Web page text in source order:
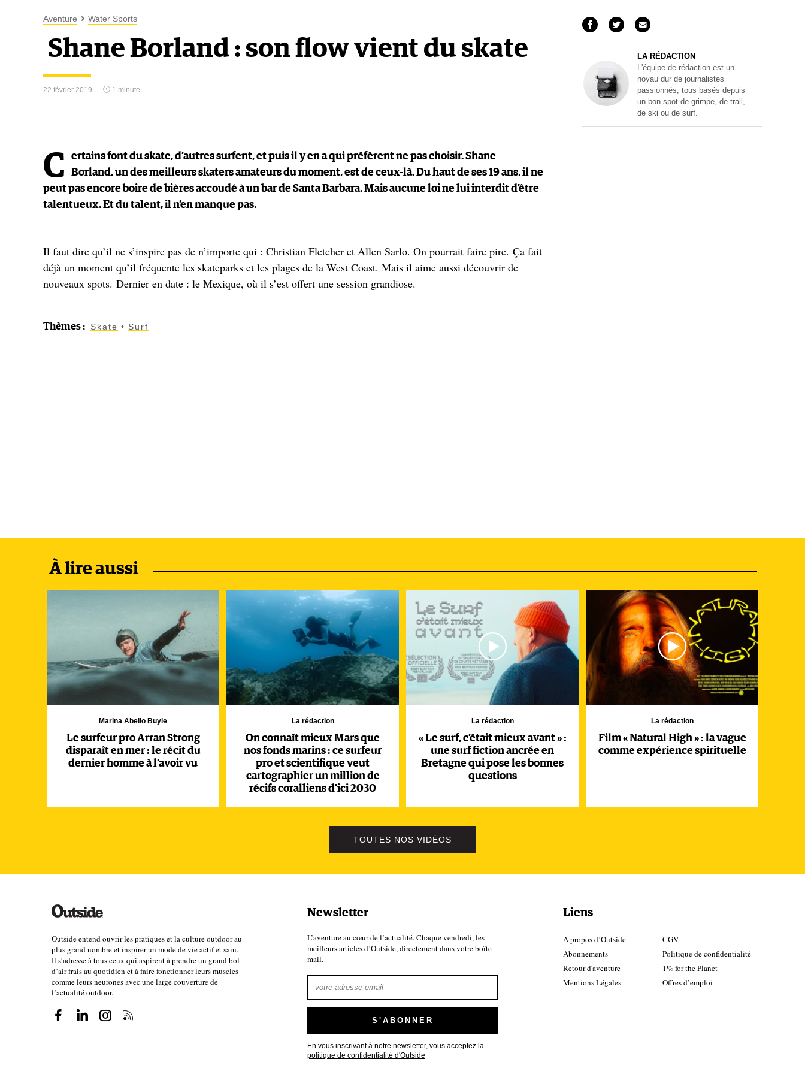
Aventure Water Sports
Shane Borland : son flow vient du skate
22 février 2019 1 minute
LA RÉDACTION
L'équipe de rédaction est un
noyau dur de journalistes
passionnés, tous basés depuis
un bon spot de grimpe, de trail,
de ski ou de surf.
C
ertains font du skate, d’autres surfent, et puis il y en a qui préfèrent ne pas choisir. Shane
Borland, un des meilleurs skaters amateurs du moment, est de ceux-là. Du haut de ses 19 ans, il ne
peut pas encore boire de bières accoudé à un bar de Santa Barbara. Mais aucune loi ne lui interdit d’être
talentueux. Et du talent, il n’en manque pas.
Il faut dire qu’il ne s’inspire pas de n’importe qui : Christian Fletcher et Allen Sarlo. On pourrait faire pire. Ça fait
déjà un moment qu’il fréquente les skateparks et les plages de la West Coast. Mais il aime aussi découvrir de
nouveaux spots. Dernier en date : le Mexique, où il s’est offert une session grandiose.
Thèmes: Skate Surf
À lire aussi
Marina Abello Buyle
Le surfeur pro Arran Strong
disparaît en mer : le récit du
dernier homme à l’avoir vu
La rédaction
On connaît mieux Mars que
nos fonds marins : ce surfeur
pro et scientifique veut
cartographier un million de
récifs coralliens d’ici 2030
La rédaction
« Le surf, c’était mieux avant » :
une surf fiction ancrée en
Bretagne qui pose les bonnes
questions
La rédaction
Film « Natural High » : la vague
comme expérience spirituelle
TOUTES NOS VIDÉOS
Outside entend ouvrir les pratiques et la culture outdoor au
plus grand nombre et inspirer un mode de vie actif et sain.
Il s’adresse à tous ceux qui aspirent à prendre un grand bol
d’air frais au quotidien et à faire fonctionner leurs muscles
comme leurs neurones avec une large couverture de
l’actualité outdoor.
Newsletter
L’aventure au cœur de l’actualité. Chaque vendredi, les
meilleurs articles d’Outside, directement dans votre boîte
mail.
En vous inscrivant à notre newsletter, vous acceptez la
politique de confidentialité d'Outside
Liens
A propos d’Outside
Abonnements
Retour d'aventure
Mentions Légales
CGV
Politique de confidentialité
1% for the Planet
Offres d’emploi